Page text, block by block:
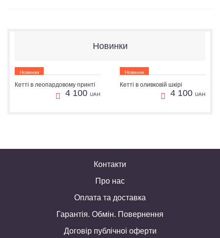
Новинки
Новинки
1 Пошиття
Кетті в леопардовому принті
4 100 UAH
Новинки
1 Пошиття
Кетті в оливковій шкірі
4 100 UAH
Контакти
Про нас
Оплата та доставка
Гарантія. Обмін. Повернення
Договір публічноі оферти